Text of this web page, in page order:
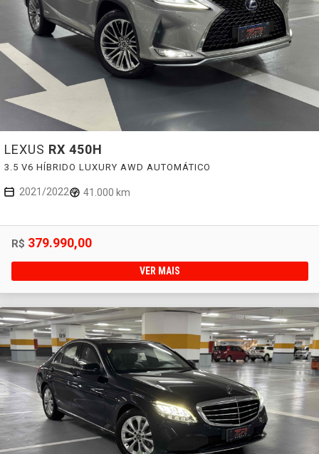
LEXUS RX 450H
3.5 V6 HÍBRIDO LUXURY AWD AUTOMÁTICO
2021/2022 41.000 km
R$ 379.990,00
VER MAIS